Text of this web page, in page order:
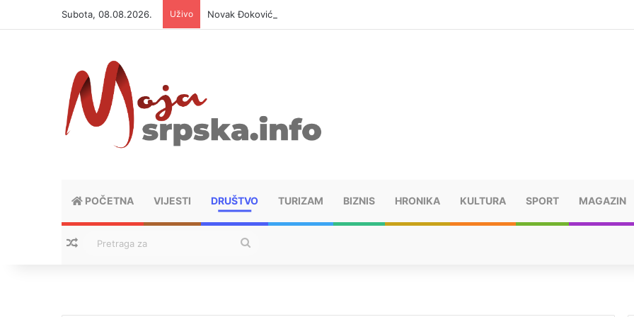
Subota, 08.08.2026. Uživo Novak Đoković otvorio dušu: “Taj poraz me uništio”
POČETNA VIJESTI DRUŠTVO TURIZAM BIZNIS HRONIKA KULTURA SPORT MAGAZIN
Nasumični tekstovi